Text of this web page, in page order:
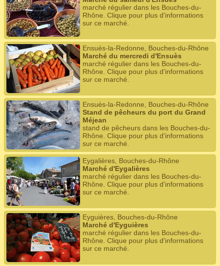
marché régulier dans les Bouches-du-
Rhône. Clique pour plus d'informations
sur ce marché.
Ensuès-la-Redonne, Bouches-du-Rhône
Marché du mercredi d'Ensuès
marché régulier dans les Bouches-du-
Rhône. Clique pour plus d'informations
sur ce marché.
Ensuès-la-Redonne, Bouches-du-Rhône
Stand de pêcheurs du port du Grand
Méjean
stand de pêcheurs dans les Bouches-du-
Rhône. Clique pour plus d'informations
sur ce marché.
Eygalières, Bouches-du-Rhône
Marché d'Eygalières
marché régulier dans les Bouches-du-
Rhône. Clique pour plus d'informations
sur ce marché.
Eyguières, Bouches-du-Rhône
Marché d'Eyguières
marché régulier dans les Bouches-du-
Rhône. Clique pour plus d'informations
sur ce marché.